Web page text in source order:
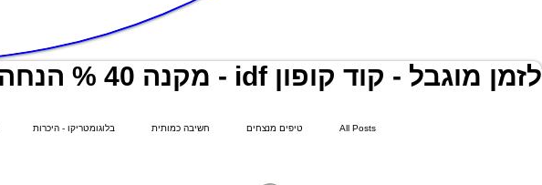
לזמן מוגבל - קוד קופון idf - מקנה 40 % הנחה על כלל המנויים ותוכנית התמחור!
All Posts טיפים מנצחים חשיבה כמותית בלוגומטריקו - היכרות